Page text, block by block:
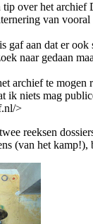
tip over het
van
gaf aan dat er
naar gedaan
archief te
ik niets mag
>
reeksen
(van het